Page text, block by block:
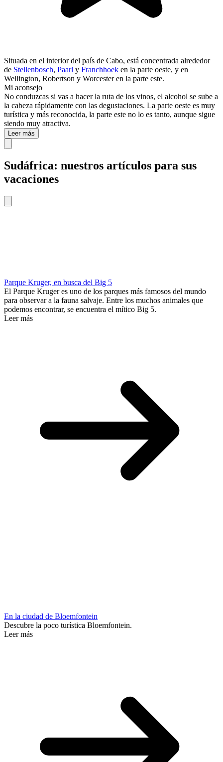
Situada en el interior del país de Cabo, está concentrada alrededor
de Stellenbosch, Paarl y Franchhoek en la parte oeste, y en
Wellington, Robertson y Worcester en la parte este.
Mi aconsejo
No conduzcas si vas a hacer la ruta de los vinos, el alcohol se sube a
la cabeza rápidamente con las degustaciones. La parte oeste es muy
turística y más reconocida, la parte este no lo es tanto, aunque sigue
siendo muy atractiva.
Leer más
Sudáfrica: nuestros artículos para sus
vacaciones
Parque Kruger, en busca del Big 5
El Parque Kruger es uno de los parques más famosos del mundo
para observar a la fauna salvaje. Entre los muchos animales que
podemos encontrar, se encuentra el mítico Big 5.
Leer más
En la ciudad de Bloemfontein
Descubre la poco turística Bloemfontein.
Leer más